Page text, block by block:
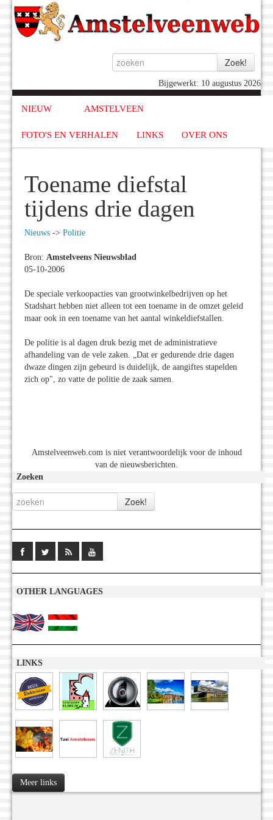
Bijgewerkt: 10 augustus 2026
NIEUW AMSTELVEEN
FOTO'S EN VERHALEN LINKS OVER ONS
Toename diefstal
tijdens drie dagen
Nieuws -> Politie
Bron: Amstelveens Nieuwsblad
05-10-2006
De speciale verkoopacties van grootwinkelbedrijven op het
Stadshart hebben niet alleen tot een toename in de omzet geleid
maar ook in een toename van het aantal winkeldiefstallen.
De politie is al dagen druk bezig met de administratieve
afhandeling van de vele zaken. „Dat er gedurende drie dagen
dwaze dingen zijn gebeurd is duidelijk, de aangiftes stapelden
zich op", zo vatte de politie de zaak samen.
Amstelveenweb.com is niet verantwoordelijk voor de inhoud
van de nieuwsberichten.
Zoeken
OTHER LANGUAGES
LINKS
Meer links